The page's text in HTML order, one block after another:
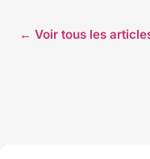
← Voir tous les